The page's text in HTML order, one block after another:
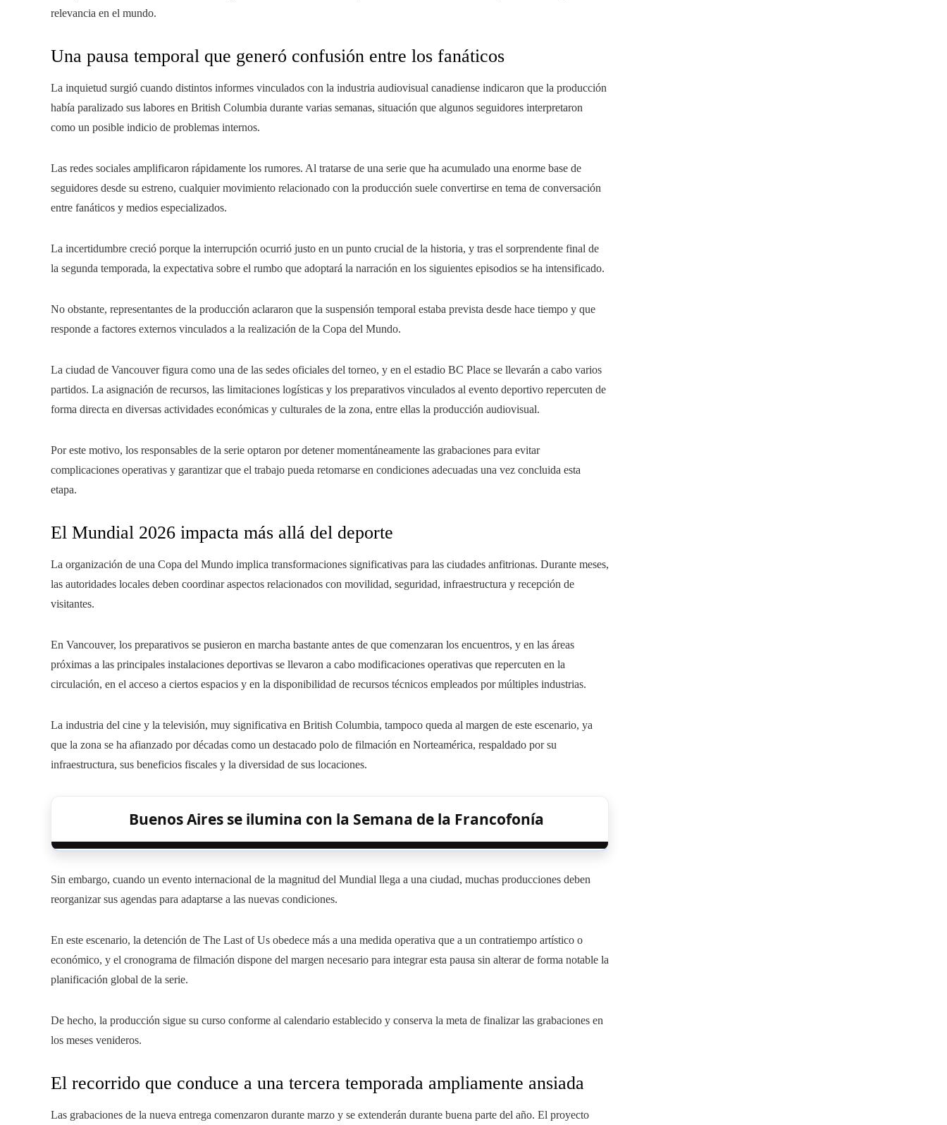
relevancia en el mundo.
Una pausa temporal que generó confusión entre los fanáticos
La inquietud surgió cuando distintos informes vinculados con la industria audiovisual canadiense indicaron que la producción
había paralizado sus labores en British Columbia durante varias semanas, situación que algunos seguidores interpretaron
como un posible indicio de problemas internos.
Las redes sociales amplificaron rápidamente los rumores. Al tratarse de una serie que ha acumulado una enorme base de
seguidores desde su estreno, cualquier movimiento relacionado con la producción suele convertirse en tema de conversación
entre fanáticos y medios especializados.
La incertidumbre creció porque la interrupción ocurrió justo en un punto crucial de la historia, y tras el sorprendente final de
la segunda temporada, la expectativa sobre el rumbo que adoptará la narración en los siguientes episodios se ha intensificado.
No obstante, representantes de la producción aclararon que la suspensión temporal estaba prevista desde hace tiempo y que
responde a factores externos vinculados a la realización de la Copa del Mundo.
La ciudad de Vancouver figura como una de las sedes oficiales del torneo, y en el estadio BC Place se llevarán a cabo varios
partidos. La asignación de recursos, las limitaciones logísticas y los preparativos vinculados al evento deportivo repercuten de
forma directa en diversas actividades económicas y culturales de la zona, entre ellas la producción audiovisual.
Por este motivo, los responsables de la serie optaron por detener momentáneamente las grabaciones para evitar
complicaciones operativas y garantizar que el trabajo pueda retomarse en condiciones adecuadas una vez concluida esta
etapa.
El Mundial 2026 impacta más allá del deporte
La organización de una Copa del Mundo implica transformaciones significativas para las ciudades anfitrionas. Durante meses,
las autoridades locales deben coordinar aspectos relacionados con movilidad, seguridad, infraestructura y recepción de
visitantes.
En Vancouver, los preparativos se pusieron en marcha bastante antes de que comenzaran los encuentros, y en las áreas
próximas a las principales instalaciones deportivas se llevaron a cabo modificaciones operativas que repercuten en la
circulación, en el acceso a ciertos espacios y en la disponibilidad de recursos técnicos empleados por múltiples industrias.
La industria del cine y la televisión, muy significativa en British Columbia, tampoco queda al margen de este escenario, ya
que la zona se ha afianzado por décadas como un destacado polo de filmación en Norteamérica, respaldado por su
infraestructura, sus beneficios fiscales y la diversidad de sus locaciones.
Buenos Aires se ilumina con la Semana de la Francofonía
Sin embargo, cuando un evento internacional de la magnitud del Mundial llega a una ciudad, muchas producciones deben
reorganizar sus agendas para adaptarse a las nuevas condiciones.
En este escenario, la detención de The Last of Us obedece más a una medida operativa que a un contratiempo artístico o
económico, y el cronograma de filmación dispone del margen necesario para integrar esta pausa sin alterar de forma notable la
planificación global de la serie.
De hecho, la producción sigue su curso conforme al calendario establecido y conserva la meta de finalizar las grabaciones en
los meses venideros.
El recorrido que conduce a una tercera temporada ampliamente ansiada
Las grabaciones de la nueva entrega comenzaron durante marzo y se extenderán durante buena parte del año. El proyecto